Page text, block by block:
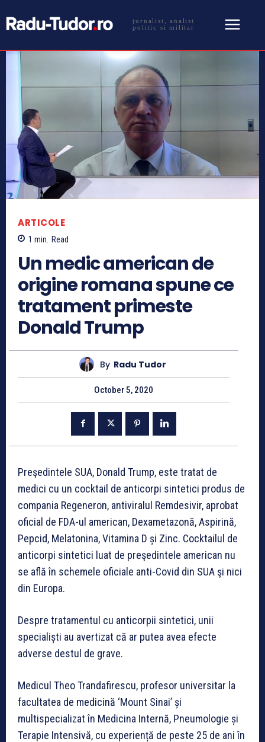
jurnalist, analist
politic si militar
ARTICOLE
1 min. Read
Un medic american de
origine romana spune ce
tratament primeste
Donald Trump
By Radu Tudor
October 5, 2020
Preşedintele SUA, Donald Trump, este tratat de
medici cu un cocktail de anticorpi sintetici produs de
compania Regeneron, antiviralul Remdesivir, aprobat
oficial de FDA-ul american, Dexametazonă, Aspirină,
Pepcid, Melatonina, Vitamina D și Zinc. Cocktailul de
anticorpi sintetici luat de preşedintele american nu
se află în schemele oficiale anti-Covid din SUA şi nici
din Europa.
Despre tratamentul cu anticorpii sintetici, unii
specialiști au avertizat că ar putea avea efecte
adverse destul de grave.
Medicul Theo Trandafirescu, profesor universitar la
facultatea de medicină ‘Mount Sinai’ și
multispecializat în Medicina Internă, Pneumologie și
Terapie Intensivă, cu experiență de peste 25 de ani în